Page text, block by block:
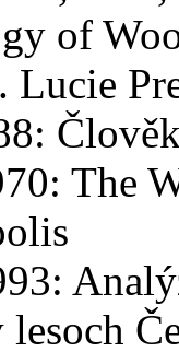
of
Lucie
The
lesoch